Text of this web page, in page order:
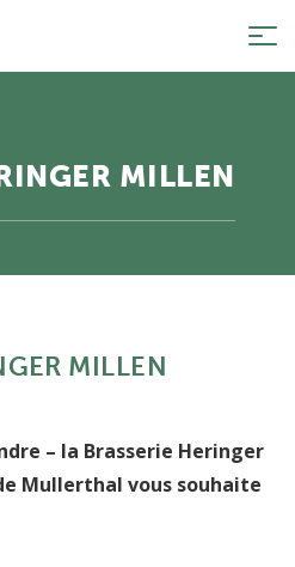
MILLEN
MILLEN
– la Brasserie Heringer
Mullerthal vous souhaite